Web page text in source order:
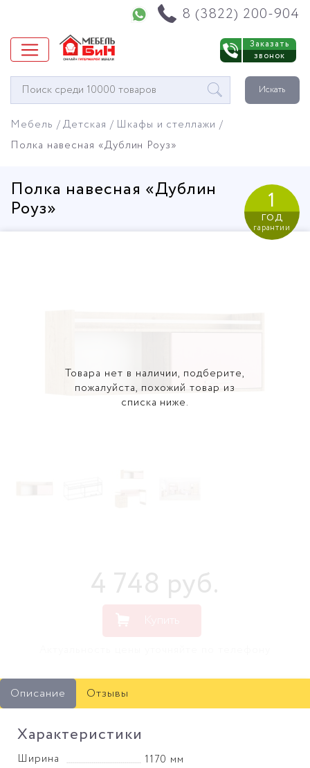
8 (3822) 200-904
Заказать
звонок
Окно
поиска
Искать
Мебель Детская
Шкафы и стеллажи
Полка навесная «Дублин Роуз»
Полка навесная «Дублин
Роуз»
1
год
гарантии
Товара нет в наличии, подберите,
пожалуйста, похожий товар из
списка ниже.
4 748 руб.
Описание Отзывы
Характеристики
Ширина
1170 мм